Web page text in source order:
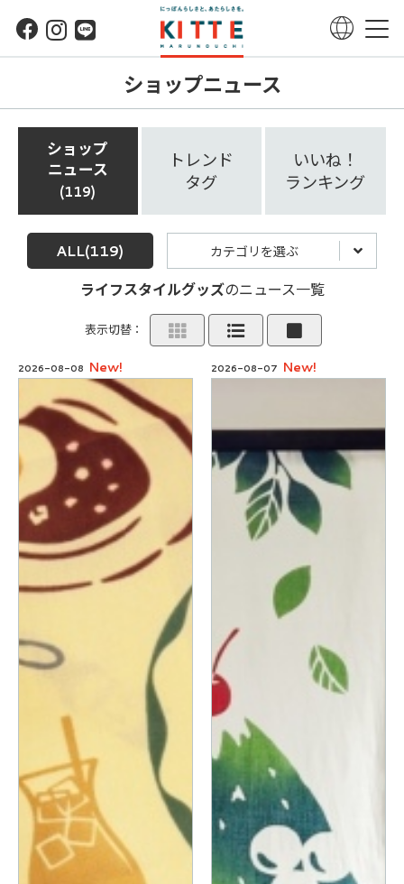
ショップニュース
ショップ
ニュース
119
トレンド
タグ
いいね！
ランキング
カテゴリを選ぶ
ALL(119)
ライフスタイルグッズのニュース一覧
表示切替：
2026-08-08 New! 2026-08-07 New!